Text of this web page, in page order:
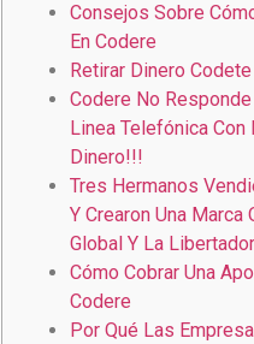
Consejos Sobre
En Codere
Retirar Dinero Codete
Codere No
Linea Telefónica
Dinero!!!
Tres Hermanos
Y Crearon Una Marca
Global Y La
Cómo Cobrar Una
Codere
Por Qué Las